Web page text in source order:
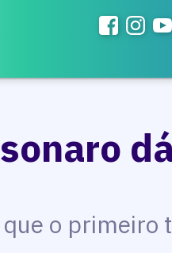
o primeiro